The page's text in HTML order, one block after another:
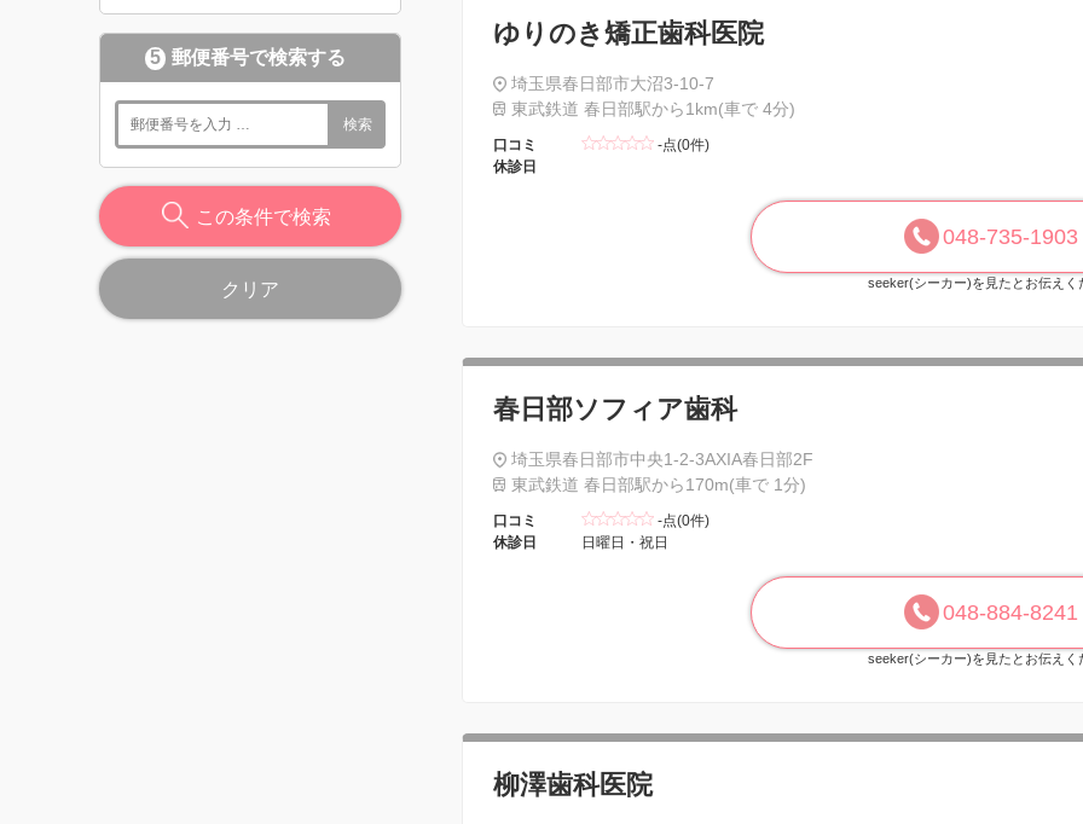
5 郵便番号で検索する
検索
この条件で検索
クリア
ゆりのき矯正歯科医院
埼玉県春日部市大沼3-10-7
東武鉄道 春日部駅から1km(車で 4分)
口コミ
-点(0件)
休診日
048-735-1903
seeker(シーカー)を見たとお伝えく
春日部ソフィア歯科
埼玉県春日部市中央1-2-3AXIA春日部2F
東武鉄道 春日部駅から170m(車で 1分)
口コミ
-点(0件)
休診日
日曜日・祝日
048-884-8241
seeker(シーカー)を見たとお伝えく
柳澤歯科医院